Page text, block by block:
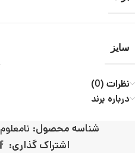
سایز
نظرات (0)
درباره برند
شناسه محصول: نامعلوم
اشتراک گذاری: